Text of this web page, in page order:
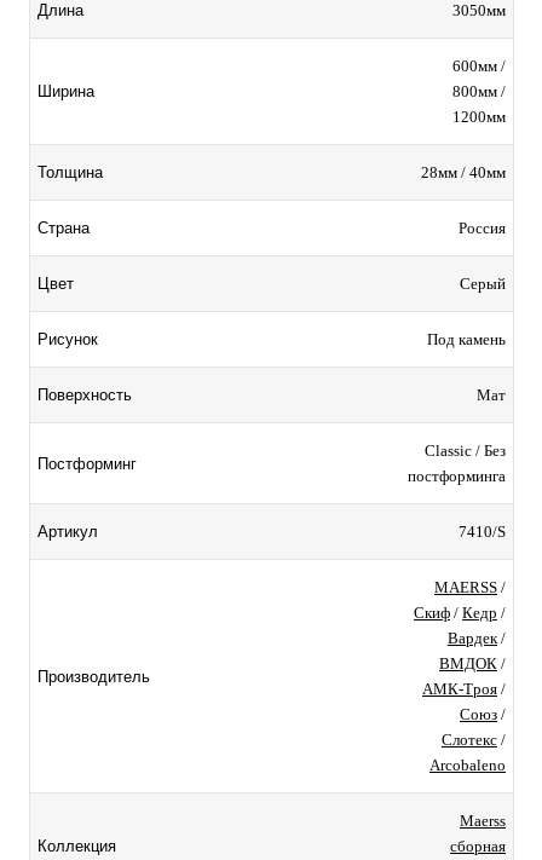
Длина 3050мм
Ширина
600мм /
800мм /
1200мм
Толщина 28мм / 40мм
Страна Россия
Цвет Серый
Рисунок Под камень
Поверхность Мат
Постформинг
Classic / Без
постформинга
Артикул 7410/S
Производитель
MAERSS /
Скиф / Кедр /
Вардек/
ВМДОК /
АМК-Троя /
Союз /
Слотекс /
Arcobaleno
Коллекция
Maerss
сборная